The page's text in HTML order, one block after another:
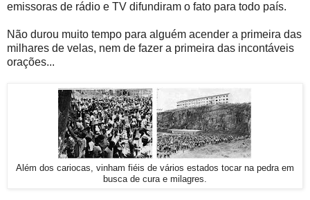
emissoras de rádio e TV difundiram o fato para todo país.
Não durou muito tempo para alguém acender a primeira das
milhares de velas, nem de fazer a primeira das incontáveis
orações...
Além dos cariocas, vinham fiéis de vários estados tocar na pedra em
busca de cura e milagres.